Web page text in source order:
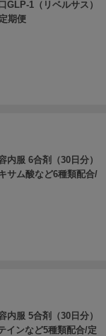
GLP-1（リベルサス）
期便
内服 6合剤（30日分）
サム酸など6種類配合/
内服 5合剤（30日分）
インなど5種類配合/定